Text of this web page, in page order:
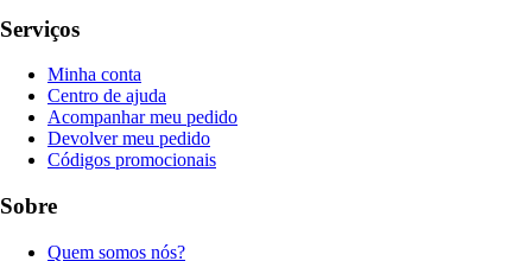
Serviços
Minha conta
Centro de ajuda
Acompanhar meu pedido
Devolver meu pedido
Códigos promocionais
Sobre
Quem somos nós?